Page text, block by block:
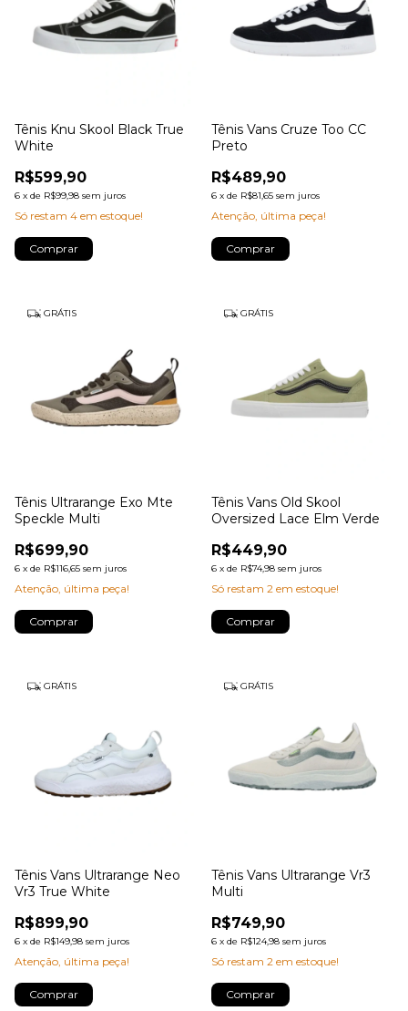
Tênis Knu Skool Black True
White
R$599,90
6 x de R$99,98 sem juros
Só restam 4 em estoque!
Comprar
Tênis Vans Cruze Too CC
Preto
R$489,90
6 x de R$81,65 sem juros
Atenção, última peça!
Comprar
GRÁTIS
Tênis Ultrarange Exo Mte
Speckle Multi
R$699,90
6 x de R$116,65 sem juros
Atenção, última peça!
Comprar
GRÁTIS
Tênis Vans Old Skool
Oversized Lace Elm Verde
R$449,90
6 x de R$74,98 sem juros
Só restam 2 em estoque!
Comprar
GRÁTIS
Tênis Vans Ultrarange Neo
Vr3 True White
R$899,90
6 x de R$149,98 sem juros
Atenção, última peça!
Comprar
GRÁTIS
Tênis Vans Ultrarange Vr3
Multi
R$749,90
6 x de R$124,98 sem juros
Só restam 2 em estoque!
Comprar